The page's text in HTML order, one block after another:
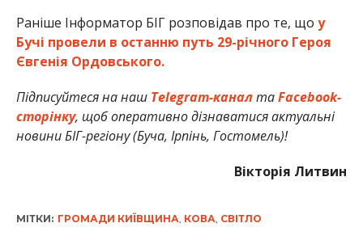
Раніше Інформатор БІГ розповідав про те, що у
Бучі провели в останню путь 29-річного Героя
Євгенія Ордовського.
Підписуйтеся на наш Telegram-каналтаFacebook-
сторінку, щоб оперативно дізнаватися актуальні
новини БІГ-регіону (Буча, Ірпінь, Гостомель)!
Вікторія Литвин
МІТКИ: ГРОМАДИ КИЇВЩИНА КОВА СВІТЛО